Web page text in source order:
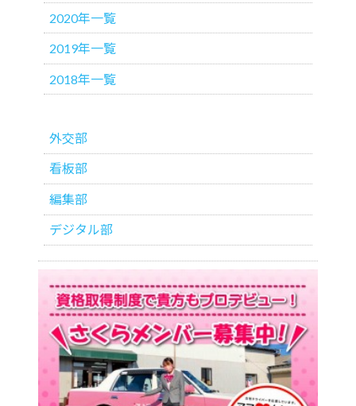
2020年一覧
2019年一覧
2018年一覧
外交部
看板部
編集部
デジタル部